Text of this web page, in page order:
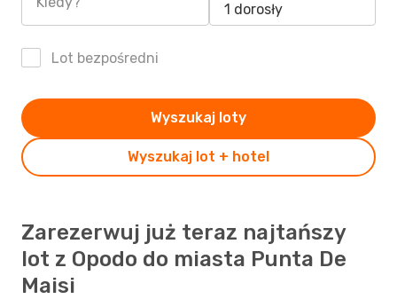
1 dorosły
Lot bezpośredni
Wyszukaj lot + hotel
Wyszukaj loty
Zarezerwuj już teraz najtańszy
lot z Opodo do miasta Punta De
Maisi